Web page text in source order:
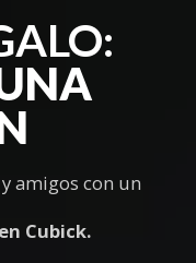
amigos con un
Cubick.